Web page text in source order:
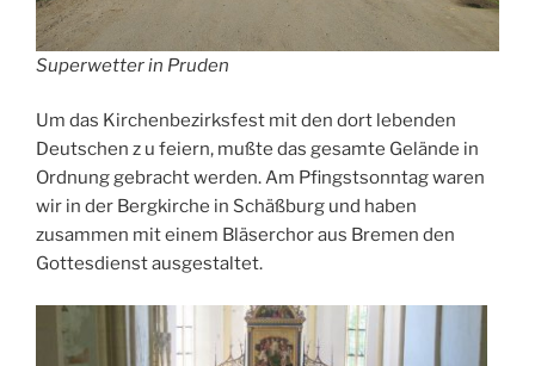
Superwetter in Pruden
Um das Kirchenbezirksfest mit den dort lebenden
Deutschen z u feiern, mußte das gesamte Gelände in
Ordnung gebracht werden. Am Pfingstsonntag waren
wir in der Bergkirche in Schäßburg und haben
zusammen mit einem Bläserchor aus Bremen den
Gottesdienst ausgestaltet.